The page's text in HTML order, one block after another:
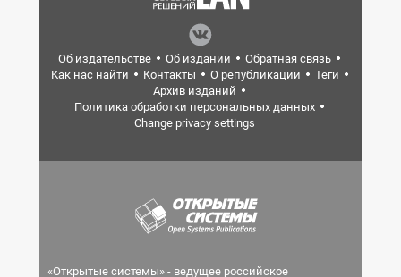
Об издательстве Об издании
Обратная связь
Как нас найти
Контакты О републикации
Теги
Архив изданий
Политика обработки персональных данных
Change privacy settings
«Открытые системы» - ведущее российское